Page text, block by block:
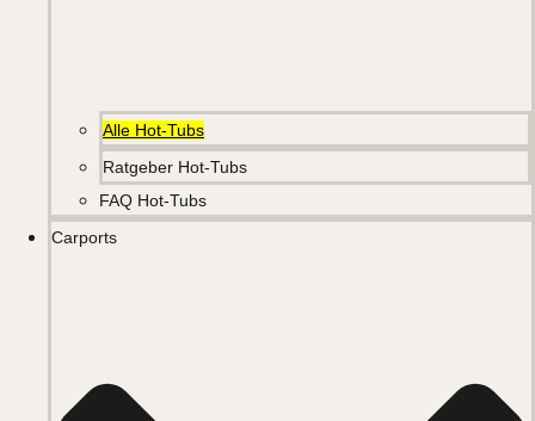
Alle Hot-Tubs
Ratgeber Hot-Tubs
FAQ Hot-Tubs
Carports